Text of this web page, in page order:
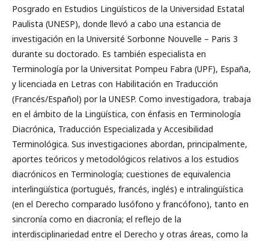
Posgrado en Estudios Lingüísticos de la Universidad Estatal
Paulista (UNESP), donde llevó a cabo una estancia de
investigación en la Université Sorbonne Nouvelle – Paris 3
durante su doctorado. Es también especialista en
Terminología por la Universitat Pompeu Fabra (UPF), España,
y licenciada en Letras con Habilitación en Traducción
(Francés/Español) por la UNESP. Como investigadora, trabaja
en el ámbito de la Lingüística, con énfasis en Terminología
Diacrónica, Traducción Especializada y Accesibilidad
Terminológica. Sus investigaciones abordan, principalmente,
aportes teóricos y metodológicos relativos a los estudios
diacrónicos en Terminología; cuestiones de equivalencia
interlingüística (portugués, francés, inglés) e intralingüística
(en el Derecho comparado lusófono y francófono), tanto en
sincronía como en diacronía; el reflejo de la
interdisciplinariedad entre el Derecho y otras áreas, como la